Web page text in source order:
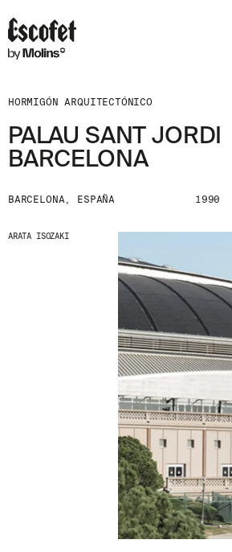
HORMIGÓN ARQUITECTÓNICO
PALAU SANT JORDI
BARCELONA
BARCELONA, ESPAÑA 1990
ARATA ISOZAKI